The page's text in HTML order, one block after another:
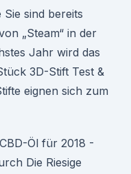
sind bereits
„Steam“ in der
Jahr wird das
3D-Stift Test &
eignen sich zum
Öl für 2018 -
Die Riesige